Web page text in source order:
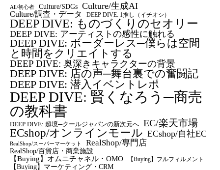
All/初心者 Culture/SDGs Culture/生成AI
Culture/調査・データ DEEP DIVE: 1推し（イチオシ）
DEEP DIVE: ものづくりのセオリー
DEEP DIVE: アーティストの感性に触れる
DEEP DIVE: ボーダーレス─僕らは空間
と時間をクリエイトする
DEEP DIVE: 奥深きキャラクターの背景
DEEP DIVE: 店の声─舞台裏での奮闘記
DEEP DIVE: 潜入イベントレポ
DEEP DIVE: 賢くなろう─商売
の教科書
DEEP DIVE: 超境─クールジャパンの新次元へ EC/楽天市場
ECshop/オンラインモール ECshop/自社EC
RealShop/スーパーマーケット RealShop/専門店
RealShop/百貨店・商業施設
【Buying】オムニチャネル・OMO
【Buying】フルフィルメント
【Buying】マーケティング・CRM